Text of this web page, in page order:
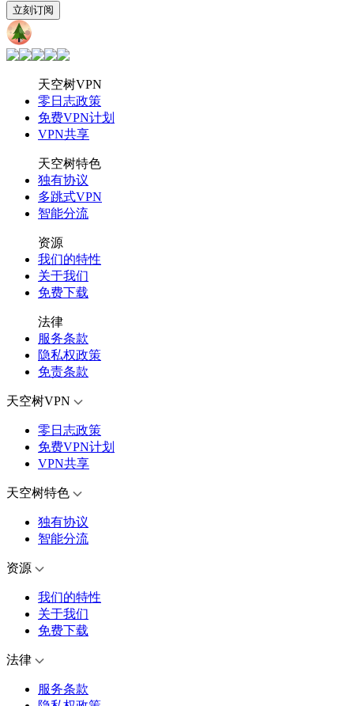
立刻订阅
天空树
天空树VPN
零日志政策
免费VPN计划
VPN共享
天空树特色
独有协议
多跳式VPN
智能分流
资源
我们的特性
关于我们
免费下载
法律
服务条款
隐私权政策
免责条款
天空树VPN
零日志政策
免费VPN计划
VPN共享
天空树特色
独有协议
智能分流
资源
我们的特性
关于我们
免费下载
法律
服务条款